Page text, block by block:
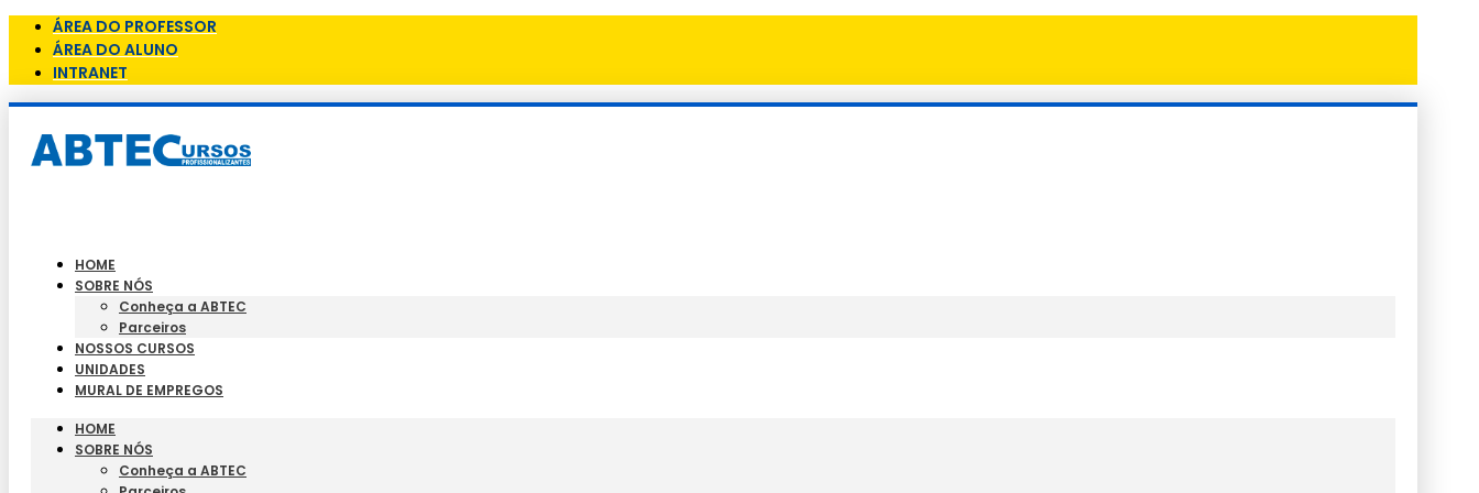
ÁREA DO PROFESSOR
ÁREA DO ALUNO
INTRANET
HOME
SOBRE NÓS
Conheça a ABTEC
Parceiros
NOSSOS CURSOS
UNIDADES
MURAL DE EMPREGOS
HOME
SOBRE NÓS
Conheça a ABTEC